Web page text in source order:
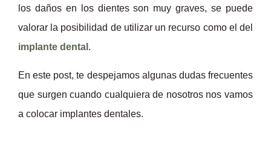
los daños en los dientes son muy graves, se puede
valorar la posibilidad de utilizar un recurso como el del
implante dental .
En este post, te despejamos algunas dudas frecuentes
que surgen cuando cualquiera de nosotros nos vamos
a colocar implantes dentales.